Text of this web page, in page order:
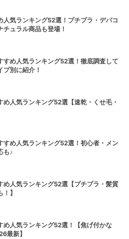
人気ランキング52選！プチプラ・デパコ
チュラル商品も登場！
すめ人気ランキング52選！徹底調査して
プ別に紹介！
め人気ランキング52選【速乾・くせ毛・
すめ人気ランキング52選！初心者・メン
も♪
め人気ランキング52選【プチプラ・髪質
】
め人気ランキング52選！【焦げ付かな
最新】